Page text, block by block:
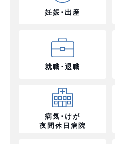
妊娠･出産
就職･退職
病気･けが
夜間休日病院